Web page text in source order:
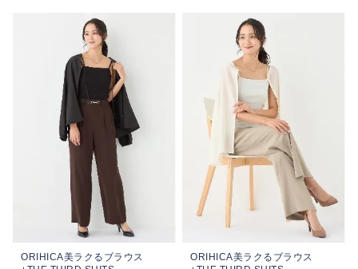
ORIHICA美ラクるブラウス
ORIHICA美ラクるブラウス